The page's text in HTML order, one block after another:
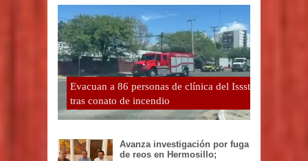
Evacuan a 86 personas de clínica del Issste
tras conato de incendio
Avanza investigación por fuga
de reos en Hermosillo;